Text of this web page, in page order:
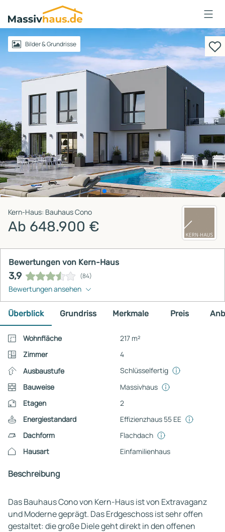
Massivhaus
Logo
AnmeldenBilder & Grundrisse
Kern-Haus: Bauhaus Cono
Ab 648.900 €
Bewertungen von Kern-Haus
3,9 (84)
Bewertungen ansehen
Überblick Grundriss Merkmale Preis
Wohnfläche
217 m²
Zimmer
4
Ausbaustufe
Schlüsselfertig
Bauweise
Massivhaus
Etagen
2
Energiestandard
Effizienzhaus 55 EE
Dachform
Flachdach
Hausart
Einfamilienhaus
Beschreibung
Das Bauhaus Cono von Kern-Haus ist von Extravaganz
und Moderne geprägt. Das Erdgeschoss ist sehr offen
gestaltet: die große Diele geht direkt in den offenen